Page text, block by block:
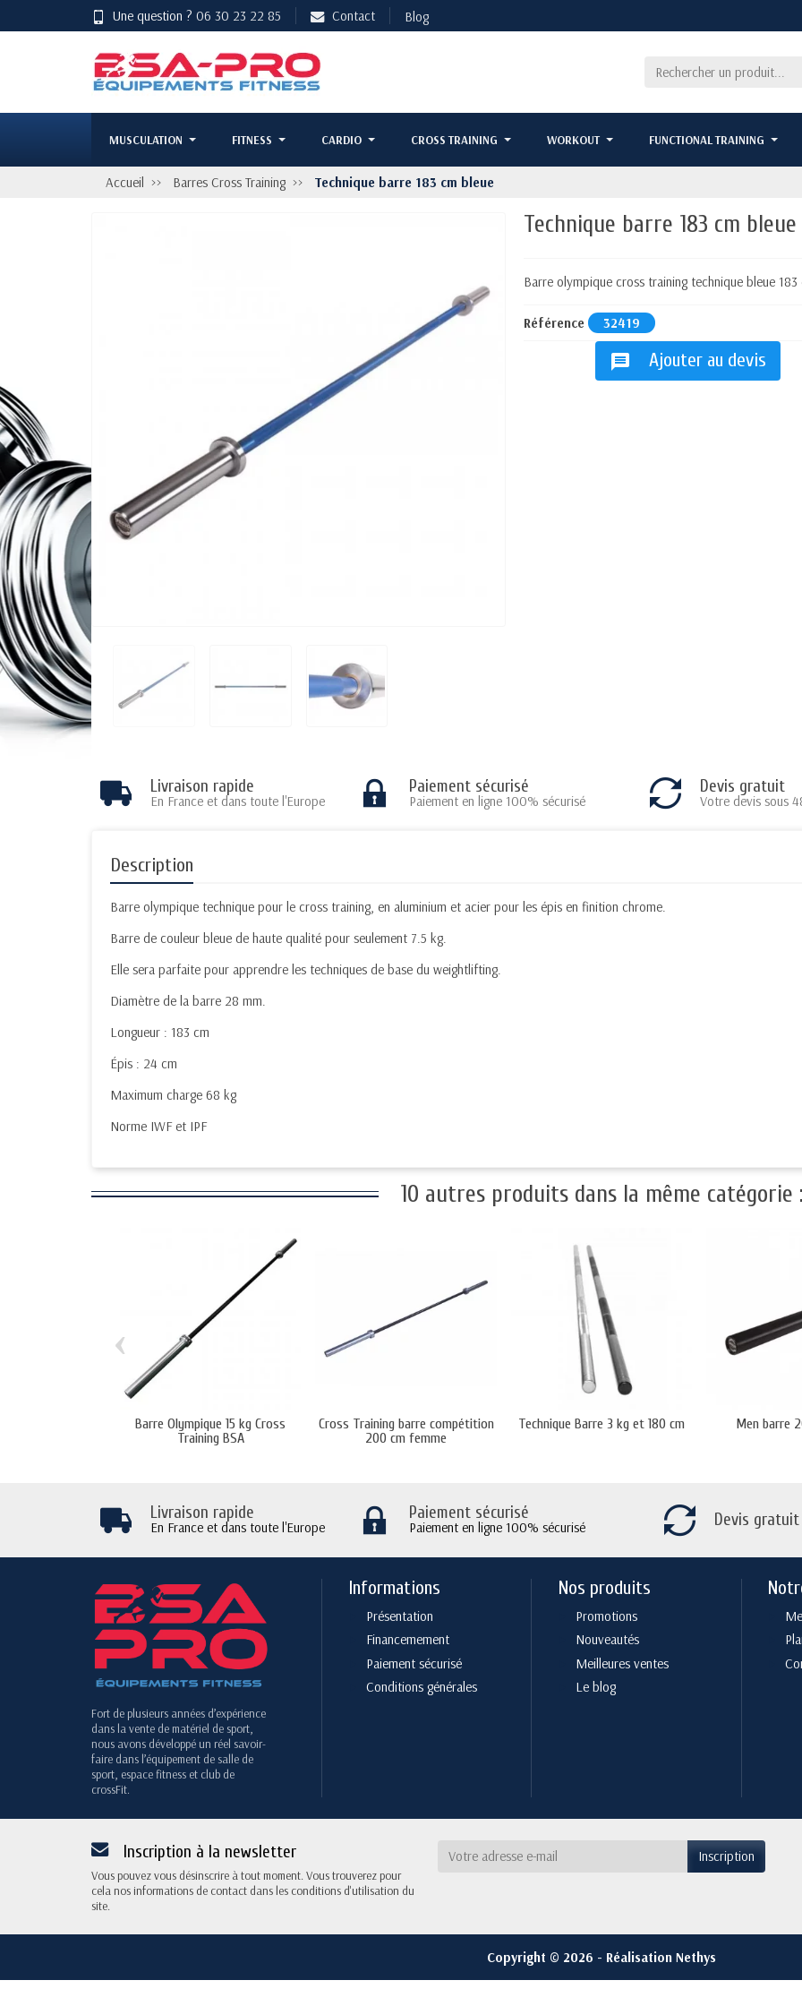
Une question ? 06 30 23 22 85 Contact Blog
MUSCULATION FITNESS CARDIO CROSS TRAINING WORKOUT FUNCTIONAL TRAINING
Accueil Barres Cross Training Technique barre 183 cm bleue
Technique barre 183 cm bleue
Barre olympique cross training technique bleue
Référence 32419
message Ajouter au devis
Livraison rapide
En France et dans toute l'Europe
Paiement sécurisé
Paiement en ligne 100% sécurisé
Devis gratuit
Votre devis sous
Description
Barre olympique technique pour le cross training, en aluminium et acier pour les épis en finition chrome.
Barre de couleur bleue de haute qualité pour seulement 7.5 kg.
Elle sera parfaite pour apprendre les techniques de base du weightlifting.
Diamètre de la barre 28 mm.
Longueur : 183 cm
Épis : 24 cm
Maximum charge 68 kg
Norme IWF et IPF
10 autres produits dans la même catégorie
Barre Olympique 15 kg Cross
Training BSA
Cross Training barre compétition
200 cm femme
Technique Barre 3 kg et 180 cm Men barre
‹
Livraison rapide
En France et dans toute l'Europe
Paiement sécurisé
Paiement en ligne 100% sécurisé Devis gratuit
Fort de plusieurs années d’expérience
dans la vente de matériel de sport,
nous avons développé un réel savoir-
faire dans l’équipement de salle de
sport, espace fitness et club de
crossFit.
Informations
Présentation
Financemement
Paiement sécurisé
Conditions générales
Nos produits
Promotions
Nouveautés
Meilleures ventes
Le blog
Inscription à la newsletter
Vous pouvez vous désinscrire à tout moment. Vous trouverez pour
cela nos informations de contact dans les conditions d'utilisation du
site.
Copyright © 2026 - Réalisation Nethys